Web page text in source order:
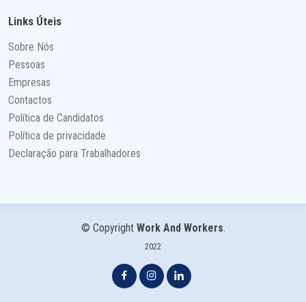
Links Úteis
Sobre Nós
Pessoas
Empresas
Contactos
Política de Candidatos
Política de privacidade
Declaração para Trabalhadores
© Copyright Work And Workers.
2022